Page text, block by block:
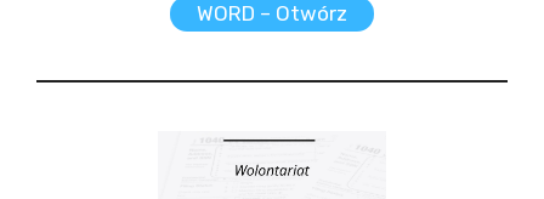
WORD – Otwórz